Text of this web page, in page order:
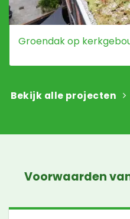
Groendak op
Bekijk alle projecten
Voorwaarden